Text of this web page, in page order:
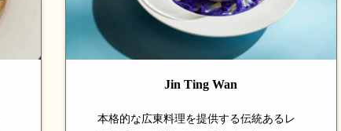
Jin Ting Wan
本格的な広東料理を提供する伝統あるレ